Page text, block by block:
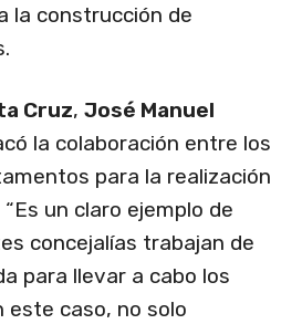
la construcción de
Cruz, José Manuel
la colaboración entre los
para la realización
un claro ejemplo de
concejalías trabajan de
para llevar a cabo los
este caso, no solo